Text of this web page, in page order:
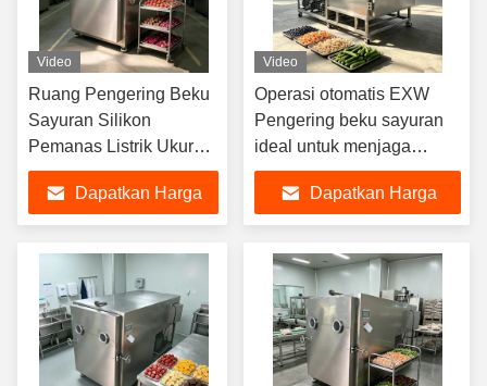
Video
Ruang Pengering Beku
Sayuran Silikon
Pemanas Listrik Ukuran
1800 1700 1300mm
Ukuran Keseluruhan
3800 1700 2000mm
Dirancang untuk Proses
Pengeringan Beku
Dapatkan Harga
Video
Operasi otomatis EXW
Pengering beku sayuran
ideal untuk menjaga
kesegaran sayuran dan
selama proses
pengeringan beku
Dapatkan Harga